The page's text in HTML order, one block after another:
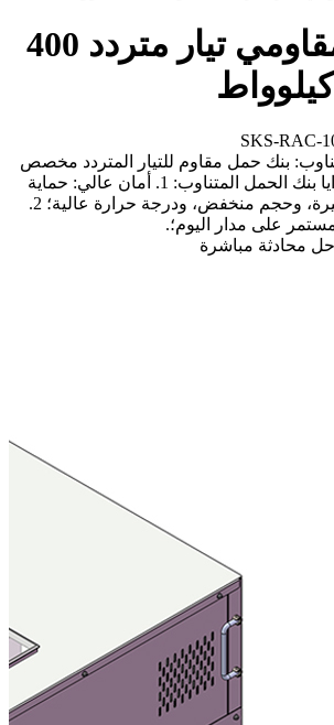
بنك حمل مقاومي تيار متردد 400
بنك حمل مقاوم للتيار المتردد مخصص
لاختبار العاكسات. مزايا بنك الحمل المتناوب: 1. أمان عالي: حماية
ذاتية من الدوائر القصيرة، وحجم منخفض، ودرجة حرارة عالية؛ 2.
على مدار اليوم؛.
حل محادثة مباشرة